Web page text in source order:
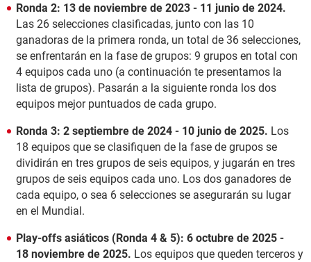
Ronda 2: 13 de noviembre de 2023 - 11 junio de 2024.
Las 26 selecciones clasificadas, junto con las 10
ganadoras de la primera ronda, un total de 36 selecciones,
se enfrentarán en la fase de grupos: 9 grupos en total con
4 equipos cada uno (a continuación te presentamos la
lista de grupos). Pasarán a la siguiente ronda los dos
equipos mejor puntuados de cada grupo.
Ronda 3: 2 septiembre de 2024 - 10 junio de 2025. Los
18 equipos que se clasifiquen de la fase de grupos se
dividirán en tres grupos de seis equipos, y jugarán en tres
grupos de seis equipos cada uno. Los dos ganadores de
cada equipo, o sea 6 selecciones se asegurarán su lugar
en el Mundial.
Play-offs asiáticos (Ronda 4 & 5): 6 octubre de 2025 -
18 noviembre de 2025. Los equipos que queden terceros y